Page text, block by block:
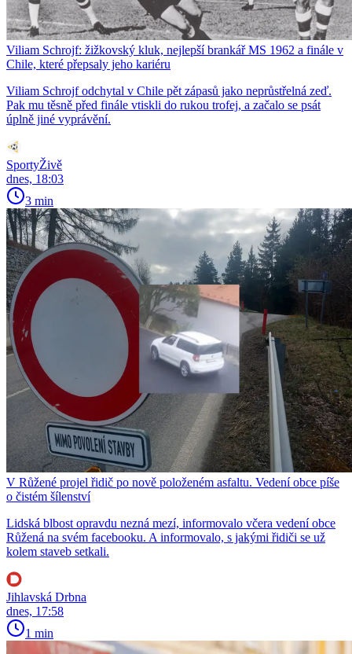
Viliam Schrojf: žižkovský kluk, nejlepší brankář MS 1962 a finále v
Chile, které přepsaly jeho kariéru
Viliam Schrojf odchytal v Chile pět zápasů jako neprůstřelná zeď.
Pak mu těsně před finále vtiskli do rukou trofej, a začalo se psát
úplně jiné vyprávění.
SportyŽivě
dnes, 18:03
3 min
V Růžené projel řidič po nově položeném asfaltu. Vedení obce píše
o čistém šílenství
Lidská blbost opravdu nezná mezí, informovalo včera vedení obce
Růžená na svém facebooku. A informovalo, s jakými řidiči se už
kolem staveb setkali.
Jihlavská Drbna
dnes, 17:58
1 min